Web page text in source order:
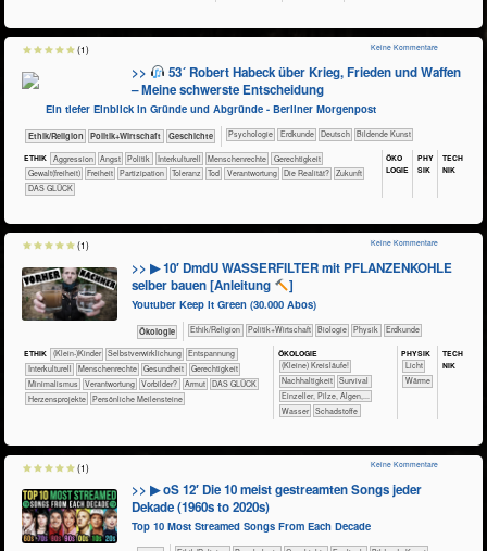
>>
53´ Robert Habeck über Krieg, Frieden und Waffen
– Meine schwerste Entscheidung
Ein tiefer Einblick in Gründe und Abgründe - Berliner Morgenpost
​​​​​​​​​​Ethik/​Religion ​​​​​​​​​Politik+​Wirtschaft ​​​​​​​​Geschichte ​​​​​​​​​​Psychologie ​​​​​Erdkunde ​​​​Deutsch Bildende Kunst
ETHIK ​​​​​​​​​​​​​Aggression ​​​​​​​​​​​​​Angst ​​​​​​​​​Politik ​​​​​​​​Interkulturell ​​​​​​​Menschenrechte
​​​​Gerechtigkeit
​​​​Gewalt(freiheit)
​​​Freiheit ​​​Partizipation ​​​Toleranz ​​Tod ​​Verantwortung ​Die Realität?
​Zukunft
DAS GLÜCK
ÖKO​
LOGIE
PHY​
SIK
TECH​
NIK
Keine Kommentare
(1)
>> ▶ 10′ DmdU WASSERFILTER mit PFLANZENKOHLE
selber bauen [Anleitung
]
Youtuber Keep It Green (30.000 Abos)
​​​​​​​Ökologie ​​​​​​​​​​Ethik/​Religion ​​​​​​​​​Politik+​Wirtschaft ​​​​​​​Biologie ​​​​​​​Physik ​​​​​Erdkunde
ETHIK (Klein-)Kinder ​​​​​​​​​​​​​​​​​​​​​​​​​​​​​​​​​​​​​​​​Selbst­verwirklichung
​​​​​​​​​​​​​Entspannung
​​​​​​​​Interkulturell
​​​​​​​Menschenrechte ​​​​​​Gesundheit
​​​​Gerechtigkeit
​​Minimalismus
​​Verantwortung ​​Vorbilder? Armut
DAS GLÜCK
Herzensprojekte
Persönliche Meilensteine
ÖKO​LOGIE
​​​​​​​​​​​​​​(Kleine) Kreisläufe!
​​​​​​​​​​​​​​​Nachhaltigkeit
​​​​​​​​​​​​Survival
​​​​​​​Einzeller, Pilze, Algen,...
​​​​​​Wasser
​Schadstoffe
PHY​SIK
​​​​​Licht
​​​​​Wärme
TECH​
NIK
Keine Kommentare
(1)
>> ▶ oS 12′ Die 10 meist gestreamten Songs jeder
Dekade (1960s to 2020s)
Top 10 Most Streamed Songs From Each Decade
Keine Kommentare
(1)